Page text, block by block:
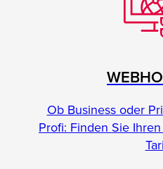
Ob Business oder
Profi: Finden Sie